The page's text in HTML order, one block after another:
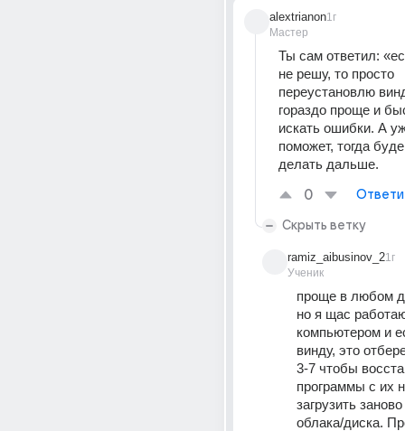
alextrianon
Мастер
1г
Ты сам ответил:
не решу, то просто
переустановлю
гораздо проще и
искать ошибки. А
поможет, тогда
делать дальше.
0
Скрыть ветку
ramiz_aibusinov_2
Ученик
1г
проще в любом
но я щас
компьютером и
винду, это
3-7 чтобы
программы с их
загрузить
облака/диска.